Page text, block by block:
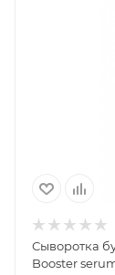
Сыворотка
Booster